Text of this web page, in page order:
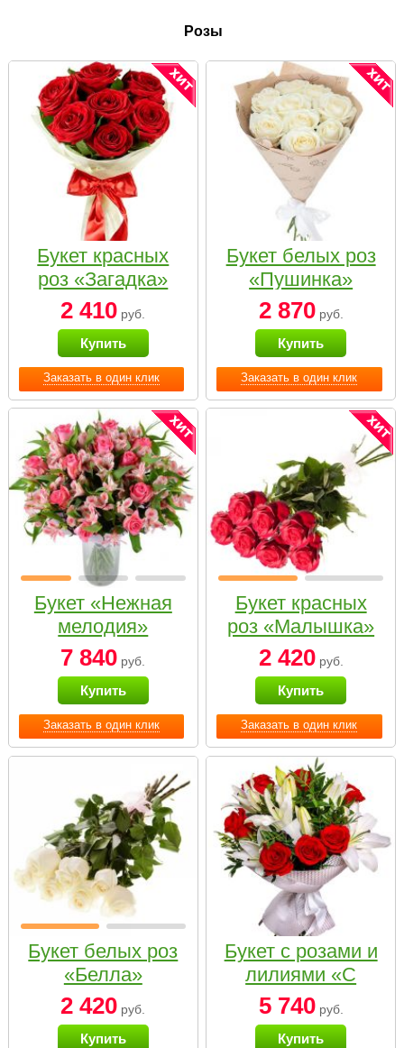
Розы
Заказать в один клик
Букет красных
роз «Загадка»
2 410 руб.
Купить
Заказать в один клик
Букет белых роз
«Пушинка»
2 870руб.
Купить
Заказать в один клик
Букет «Нежная
мелодия»
7 840 руб.
Купить
Заказать в один клик
Букет красных
роз «Малышка»
2 420руб.
Купить
Букет белых роз
«Белла»
2 420 руб.
Купить
Букет с розами и
лилиями «С
наилучшими
пожеланиями»
5 740руб.
Купить